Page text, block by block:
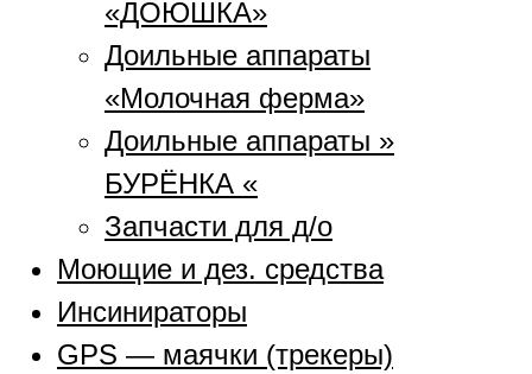
«ДОЮШКА»
Доильные аппараты
«Молочная ферма»
Доильные аппараты »
БУРЁНКА «
Запчасти для д/о
Моющие и дез. средства
Инсинираторы
GPS — маячки (трекеры)